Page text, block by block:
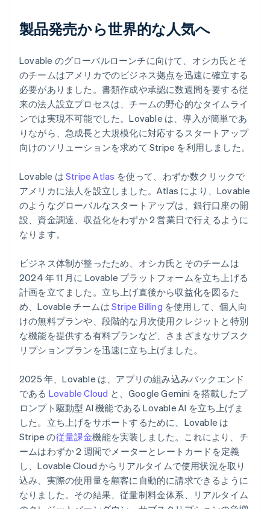
製品発売から世界的な人気へ
Lovable のグローバルローンチに向けて、オシカ氏とそ
のチームはアメリカでのビジネス拠点を迅速に確立する
必要がありました。書類作成や承認に数週間を要する従
来の法人設立プロセスは、チームの野心的なタイムライ
ンでは実現不可能でした。Lovable は、導入が簡単であ
りながら、急成長と大規模化に対応するスタートアップ
向けのソリューションを求めて Stripe を利用しました。
Lovable は Stripe Atlas を使って、わずか数クリックで
アメリカに法人を設立しました。Atlas により、Lovable
のようなグローバルなスタートアップは、銀行口座の開
設、資金調達、収益化をわずか 2 営業日で行えるように
なります。
ビジネス体制が整ったため、オシカ氏とそのチームは
2024 年 11 月に Lovable プラットフォームを立ち上げる
計画を立てました。立ち上げ直後から収益化を図るた
め、Lovable チームは Stripe Billing を使用して、個人向
けの無料プランや、段階的な月次使用クレジットと特別
な機能を提供する有料プランなど、さまざまなサブスク
リプションプランを迅速に立ち上げました。
2025 年、Lovable は、アプリの組み込みバックエンド
である Lovable Cloud と、Google Gemini を搭載したプ
ロンプト駆動型 AI 機能である Lovable AI を立ち上げま
した。立ち上げをサポートするために、Lovable は
Stripe の従量課金機能を実装しました。これにより、チ
ームはわずか 2 週間でメーターとレートカードを定義
し、Lovable Cloud からリアルタイムで使用状況を取り
込み、実際の使用量を顧客に自動的に請求できるように
なりました。その結果、従量制料金体系、リアルタイム